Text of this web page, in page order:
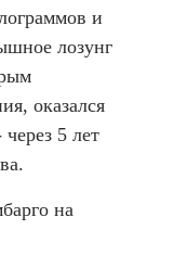
и
лозунг
оказался
5 лет
на